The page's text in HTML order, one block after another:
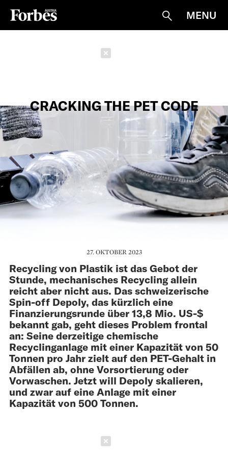
Suche
MENU
CRACKING THE PET CODE
27. OKTOBER 2023
Recycling von Plastik ist das Gebot der
Stunde, mechanisches Recycling allein
reicht aber nicht aus. Das schweizerische
Spin-off Depoly, das kürzlich eine
Finanzierungsrunde über 13,8 Mio. US-$
bekannt gab, geht dieses Problem frontal
an: Seine derzeitige chemische
Recyclinganlage mit einer Kapazität von 50
Tonnen pro Jahr zielt auf den PET-Gehalt in
Abfällen ab, ohne Vorsortierung oder
Vorwaschen. Jetzt will Depoly skalieren,
und zwar auf eine Anlage mit einer
Kapazität von 500 Tonnen.